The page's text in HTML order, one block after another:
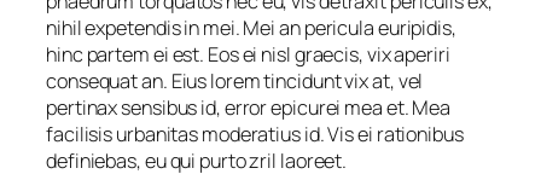
nihil expetendis in mei. Mei an pericula euripidis,
hinc partem ei est. Eos ei nisl graecis, vix aperiri
consequat an. Eius lorem tincidunt vix at, vel
pertinax sensibus id, error epicurei mea et. Mea
facilisis urbanitas moderatius id. Vis ei rationibus
definiebas, eu qui purto zril laoreet.